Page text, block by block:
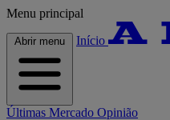
Menu principal
Abrir menu Início
Últimas Mercado Opinião